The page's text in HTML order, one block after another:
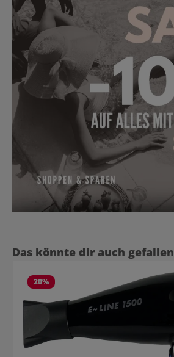
Produktgalerie überspringen
Das könnte dir auch gefallen
20%